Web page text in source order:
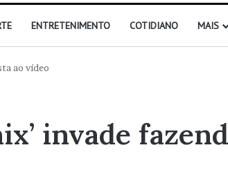
ENTRETENIMENTO COTIDIANO MAIS
ao vídeo
invade